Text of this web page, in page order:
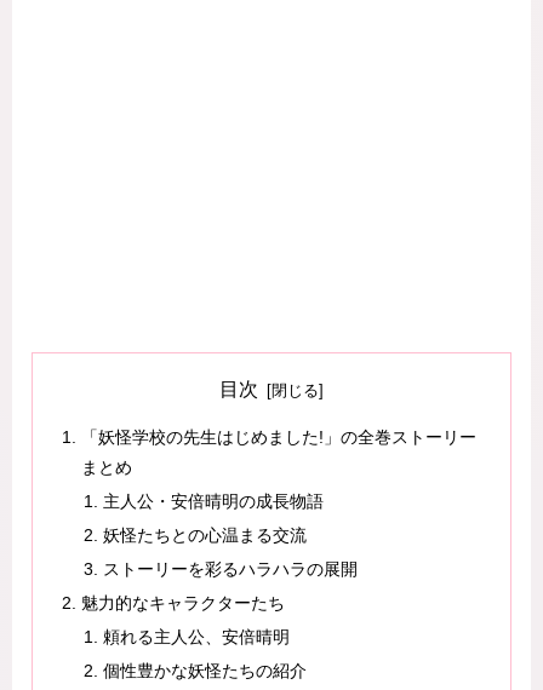
目次
「妖怪学校の先生はじめました!」の全巻ストーリー
まとめ
主人公・安倍晴明の成長物語
妖怪たちとの心温まる交流
ストーリーを彩るハラハラの展開
魅力的なキャラクターたち
頼れる主人公、安倍晴明
個性豊かな妖怪たちの紹介